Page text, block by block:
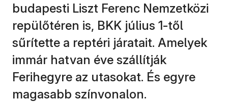
budapesti Liszt Ferenc Nemzetközi
repülőtéren is, BKK július 1-től
sűrítette a reptéri járatait. Amelyek
immár hatvan éve szállítják
Ferihegyre az utasokat. És egyre
magasabb színvonalon.